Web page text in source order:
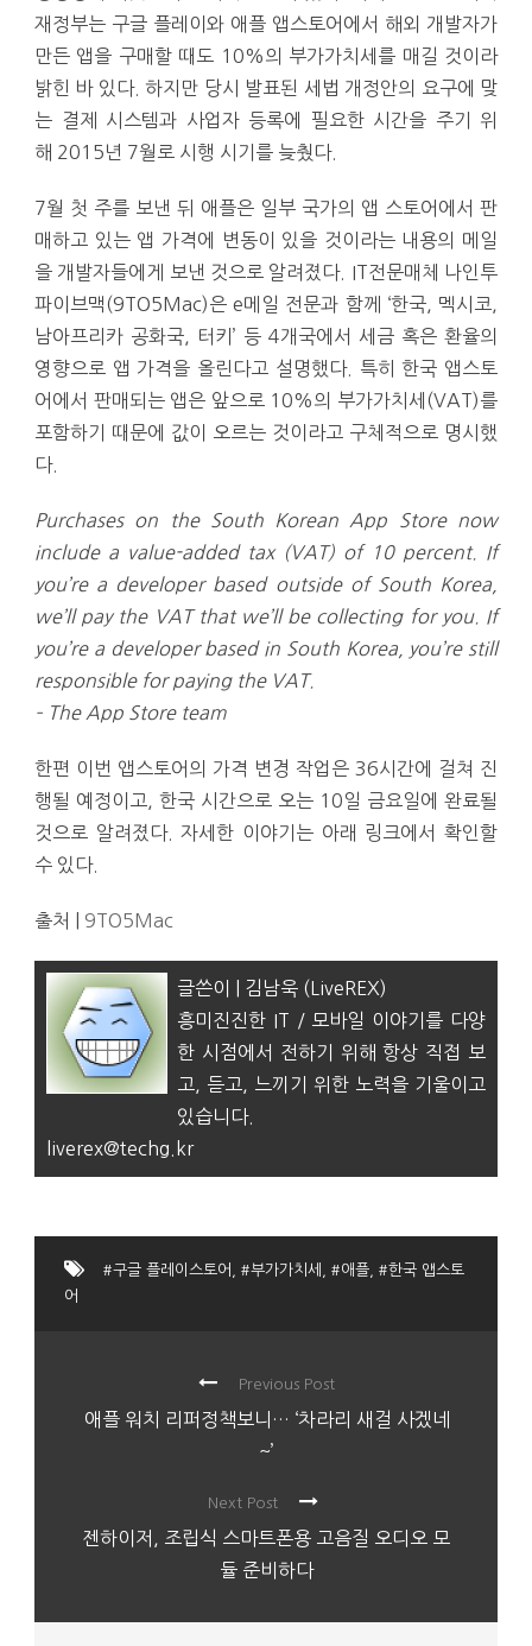
재정부는 구글 플레이와 애플 앱스토어에서 해외 개발자가
만든 앱을 구매할 때도 10%의 부가가치세를 매길 것이라
밝힌 바 있다. 하지만 당시 발표된 세법 개정안의 요구에 맞
는 결제 시스템과 사업자 등록에 필요한 시간을 주기 위
해 2015년 7월로 시행 시기를 늦췄다.
7월 첫 주를 보낸 뒤 애플은 일부 국가의 앱 스토어에서 판
매하고 있는 앱 가격에 변동이 있을 것이라는 내용의 메일
을 개발자들에게 보낸 것으로 알려졌다. IT전문매체 나인투
파이브맥(9TO5Mac)은 e메일 전문과 함께 ‘한국, 멕시코,
남아프리카 공화국, 터키’ 등 4개국에서 세금 혹은 환율의
영향으로 앱 가격을 올린다고 설명했다. 특히 한국 앱스토
어에서 판매되는 앱은 앞으로 10%의 부가가치세(VAT)를
포함하기 때문에 값이 오르는 것이라고 구체적으로 명시했
다.
Purchases on the South Korean App Store now
include a value-added tax (VAT) of 10 percent. If
you’re a developer based outside of South Korea,
we’ll pay the VAT that we’ll be collecting for you. If
you’re a developer based in South Korea, you’re still
responsible for paying the VAT.
– The App Store team
한편 이번 앱스토어의 가격 변경 작업은 36시간에 걸쳐 진
행될 예정이고, 한국 시간으로 오는 10일 금요일에 완료될
것으로 알려졌다. 자세한 이야기는 아래 링크에서 확인할
수 있다.
출처 | 9TO5Mac
글쓴이 | 김남욱 (LiveREX)
흥미진진한 IT / 모바일 이야기를 다양
한 시점에서 전하기 위해 항상 직접 보
고, 듣고, 느끼기 위한 노력을 기울이고
있습니다.
liverex@techg.kr
#구글 플레이스토어 #부가가치세 #애플
#한국 앱스토
어
Previous Post
애플 워치 리퍼정책보니… ‘차라리 새걸 사겠네
~’
Next Post
젠하이저, 조립식 스마트폰용 고음질 오디오 모
듈 준비하다